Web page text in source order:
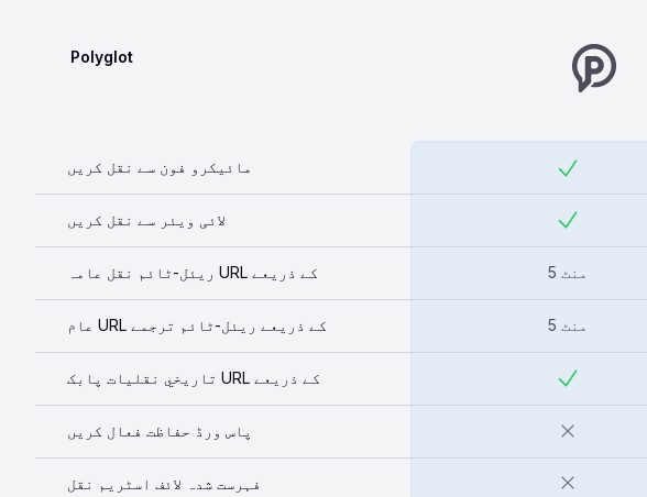
Polyglot
مائیکرو فون سے نقل کريں
لائی ویئر سے نقل کريں
ریئل-ٹائم نقل عامہ URL کے ذریعے 5 منٹ
عام URL کے ذریعے ریئل-ٹائم ترجمے 5 منٹ
تاریخي نقليات پابک URL کے ذریعے
پاس ورڈ حفاظت فعال کریں
فہرست شدہ لائف اسٹریم نقل